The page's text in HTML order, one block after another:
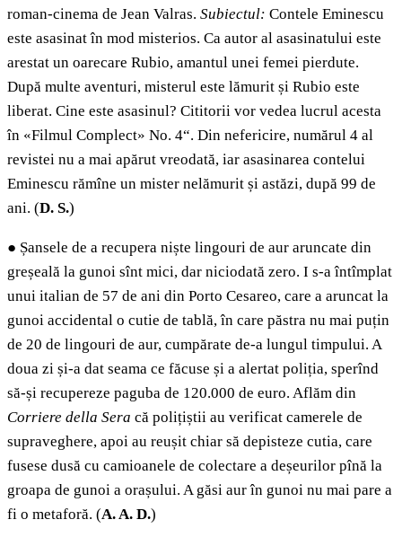
roman-cinema de Jean Valras. Subiectul: Contele Eminescu
este asasinat în mod misterios. Ca autor al asasinatului este
arestat un oarecare Rubio, amantul unei femei pierdute.
După multe aventuri, misterul este lămurit și Rubio este
liberat. Cine este asasinul? Cititorii vor vedea lucrul acesta
în «Filmul Complect» No. 4“. Din nefericire, numărul 4 al
revistei nu a mai apărut vreodată, iar asasinarea contelui
Eminescu rămîne un mister nelămurit și astăzi, după 99 de
ani. (D. S.)
● Șansele de a recupera niște lingouri de aur aruncate din
greșeală la gunoi sînt mici, dar niciodată zero. I s-a întîmplat
unui italian de 57 de ani din Porto Cesareo, care a aruncat la
gunoi accidental o cutie de tablă, în care păstra nu mai puțin
de 20 de lingouri de aur, cumpărate de-a lungul timpului. A
doua zi și-a dat seama ce făcuse și a alertat poliția, sperînd
să-și recupereze paguba de 120.000 de euro. Aflăm din
Corriere della Sera că polițiștii au verificat camerele de
supraveghere, apoi au reușit chiar să depisteze cutia, care
fusese dusă cu camioanele de colectare a deșeurilor pînă la
groapa de gunoi a orașului. A găsi aur în gunoi nu mai pare a
fi o metaforă. (A.A. D.)